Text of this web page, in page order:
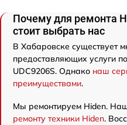
Почему для ремонта
стоит выбрать нас
В Хабаровске существует
предоставляющих услуги
UDC9206S. Однако наш
преимуществами.
Мы ремонтируем Hiden.
ремонту техники Hiden.